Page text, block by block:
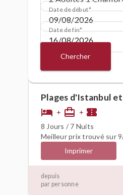
Date de début
Date de fin
Chercher
Plages d'Istanbul
hotel + card_travel + confirmation_number
8 Jours / 7 Nuits
Meilleur prix trouvé sur
Imprimer
depuis
par personne